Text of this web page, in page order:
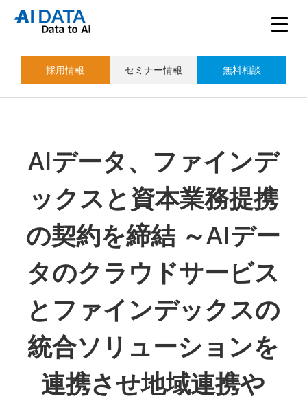
採用情報 セミナー情報 無料相談
AIデータ、ファインデ
ックスと資本業務提携
の契約を締結 ～AIデー
タのクラウドサービス
とファインデックスの
統合ソリューションを
連携させ地域連携や